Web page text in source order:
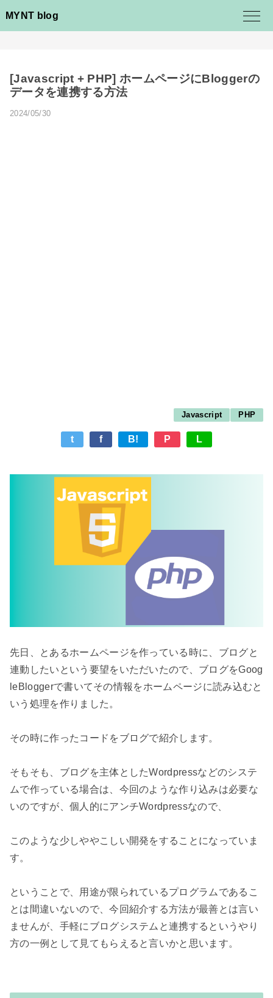
MYNT blog
[Javascript + PHP] ホームページにBloggerの
データを連携する方法
2024/05/30
Javascript PHP
t f B! P L
先日、とあるホームページを作っている時に、ブログと
連動したいという要望をいただいたので、ブログをGoog
leBloggerで書いてその情報をホームページに読み込むと
いう処理を作りました。
その時に作ったコードをブログで紹介します。
そもそも、ブログを主体としたWordpressなどのシステ
ムで作っている場合は、今回のような作り込みは必要な
いのですが、個人的にアンチWordpressなので、
このような少しややこしい開発をすることになっていま
す。
ということで、用途が限られているプログラムであるこ
とは間違いないので、今回紹介する方法が最善とは言い
ませんが、手軽にブログシステムと連携するというやり